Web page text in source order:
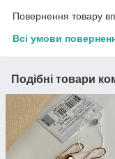
Повернення товару
Всі умови
Подібні товари